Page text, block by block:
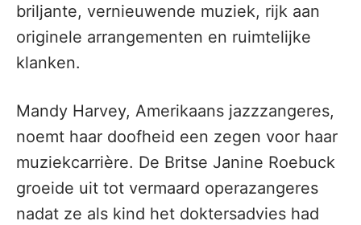
briljante, vernieuwende muziek, rijk aan
originele arrangementen en ruimtelijke
klanken.
Mandy Harvey, Amerikaans jazzzangeres,
noemt haar doofheid een zegen voor haar
muziekcarrière. De Britse Janine Roebuck
groeide uit tot vermaard operazangeres
nadat ze als kind het doktersadvies had